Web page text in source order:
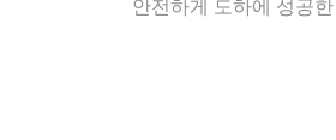
안전하게 도하에 성공